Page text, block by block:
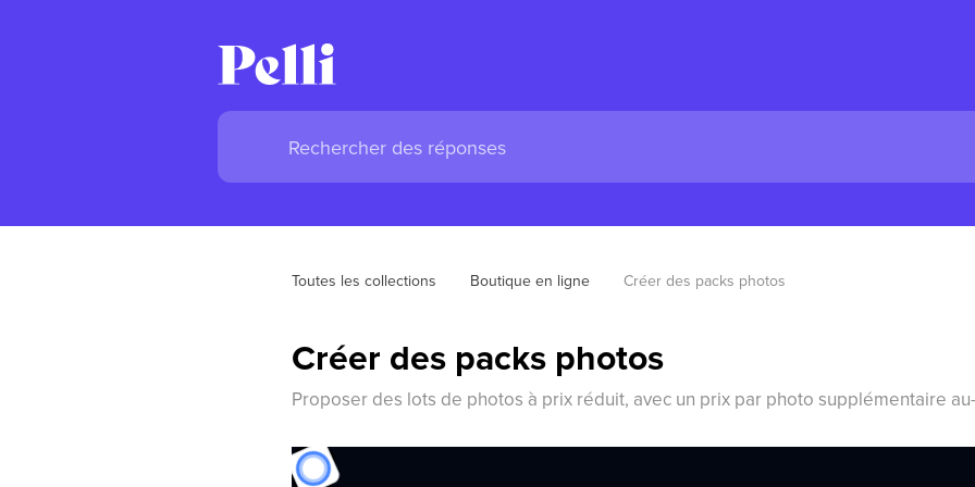
Toutes les collections Boutique en ligne Créer des packs photos
Créer des packs photos
Proposer des lots de photos à prix réduit, avec un prix par photo supplémentaire